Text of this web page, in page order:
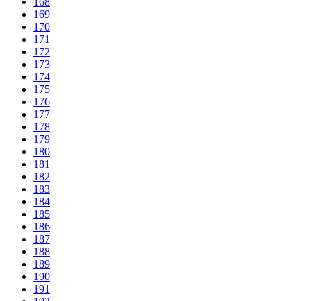
169
170
171
172
173
174
175
176
177
178
179
180
181
182
183
184
185
186
187
188
189
190
191